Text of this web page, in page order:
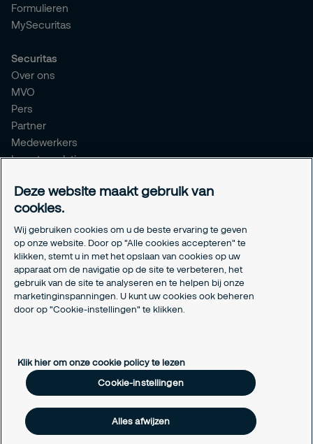
Formulieren
MySecuritas
Securitas
Over ons
MVO
Pers
Partner
Medewerkers
Investor relations
Certificeringen
Aanmeldformulieren installatiepartners
Juridisch
Privacyverklaring
Algemene voorwaarden
Responsible disclosure
Cookie-instellingen
Deze website maakt gebruik van
cookies.
Wij gebruiken cookies om u de beste ervaring te geven
op onze website. Door op "Alle cookies accepteren" te
klikken, stemt u in met het opslaan van cookies op uw
apparaat om de navigatie op de site te verbeteren, het
gebruik van de site te analyseren en te helpen bij onze
marketinginspanningen. U kunt uw cookies ook beheren
door op "Cookie-instellingen" te klikken.
Klik hier om onze cookie policy te lezen
Cookie-instellingen
Alles afwijzen